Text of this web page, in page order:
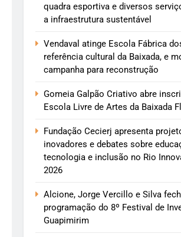
quadra esportiva e diversos
a infraestrutura sustentável
Vendaval atinge Escola Fábrica
referência cultural da Baixada, e
campanha para reconstrução
Gomeia Galpão Criativo abre
Escola Livre de Artes da Baixada
Fundação Cecierj apresenta
inovadores e debates sobre
tecnologia e inclusão no Rio
2026
Alcione, Jorge Vercillo e Silva
programação do 8º Festival de
Guapimirim